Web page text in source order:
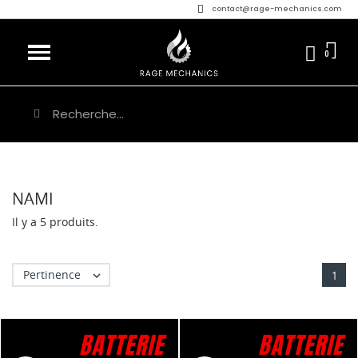
contact@rage-mechanics.com
NAMI
Il y a 5 produits.
Pertinence  1